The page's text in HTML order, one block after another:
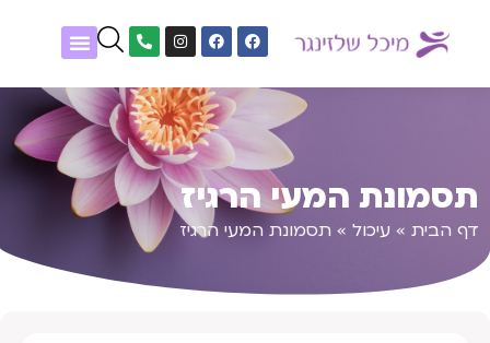
תסמונת המעי הרגיז
דף הבית » עיכול » תסמונת המעי הרגיז